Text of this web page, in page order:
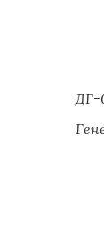
ДГ-